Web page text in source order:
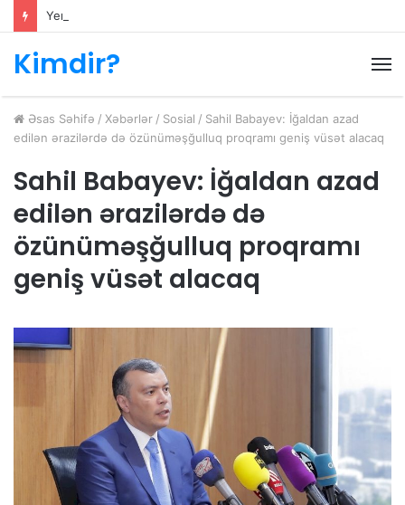
Yeni Nazir Anar Əliyev Kimdir?
Kimdir?
Əsas Səhifə / Xəbərlər / Sosial / Sahil Babayev: İğaldan azad
edilən ərazilərdə də özünüməşğulluq proqramı geniş vüsət alacaq
Sahil Babayev: İğaldan azad
edilən ərazilərdə də
özünüməşğulluq proqramı
geniş vüsət alacaq